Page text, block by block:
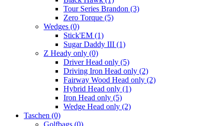
Tour Series Brandon (3)
Zero Torque (5)
Wedges (0)
Stick'EM (1)
Sugar Daddy III (1)
Z Heady only (0)
Driver Head only (5)
Driving Iron Head only (2)
Fairway Wood Head only (2)
Hybrid Head only (1)
Iron Head only (5)
Wedge Head only (2)
Taschen (0)